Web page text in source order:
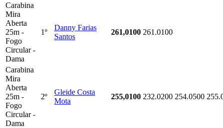
Carabina
Mira
Aberta
25m -
Fogo
Circular -
Dama
1º
Danny Farias
Santos
261,0100 261.0100
Carabina
Mira
Aberta
25m -
Fogo
Circular -
Dama
2º
Gleide Costa
Mota
255,0100 232.0200 254.0500